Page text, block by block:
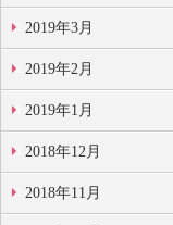
2019年3月
2019年2月
2019年1月
2018年12月
2018年11月